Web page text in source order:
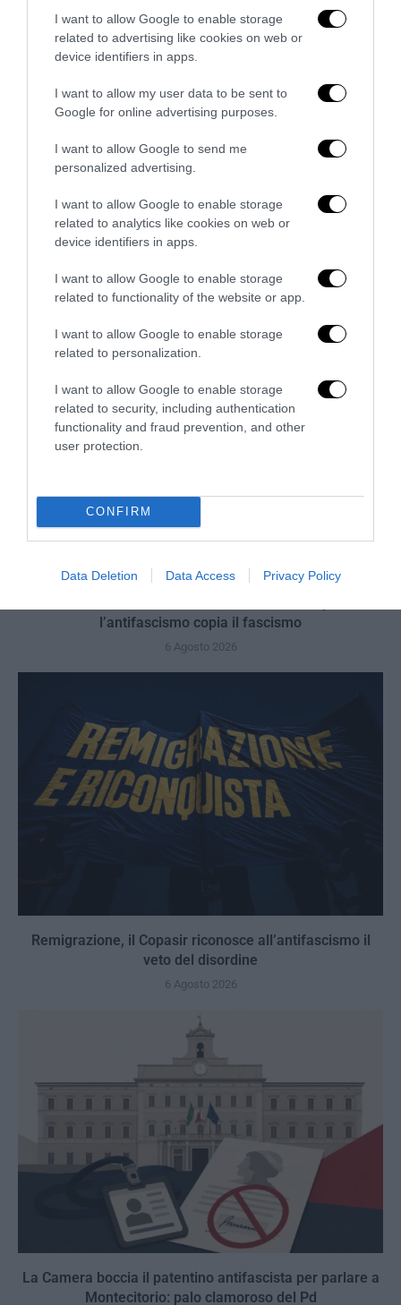
I want to allow Google to enable storage
related to advertising like cookies on web or
device identifiers in apps.
I want to allow my user data to be sent to
Google for online advertising purposes.
I want to allow Google to send me
personalized advertising.
I want to allow Google to enable storage
related to analytics like cookies on web or
device identifiers in apps.
I want to allow Google to enable storage
related to functionality of the website or app.
I want to allow Google to enable storage
related to personalization.
I want to allow Google to enable storage
related to security, including authentication
functionality and fraud prevention, and other
user protection.
CONFIRM
Data Deletion Data Access Privacy Policy
Addio a Francesco Guccini: stronzo, poeta e buffone di
corte
l’antifascismo copia il fascismo
6 Agosto 2026
Remigrazione, il Copasir riconosce all’antifascismo il
veto del disordine
6 Agosto 2026
La Camera boccia il patentino antifascista per parlare a
Montecitorio: palo clamoroso del Pd